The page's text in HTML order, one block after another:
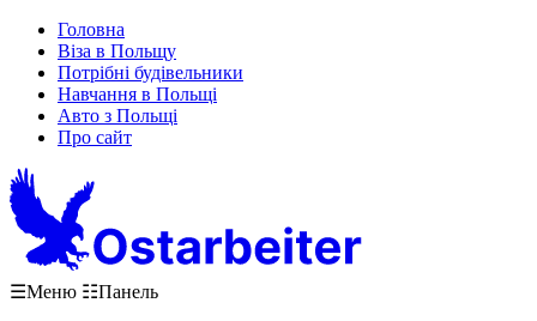
Головна
Віза в Польщу
Потрібні будівельники
Навчання в Польщі
Авто з Польщі
Про сайт
☰Меню ☷Панель